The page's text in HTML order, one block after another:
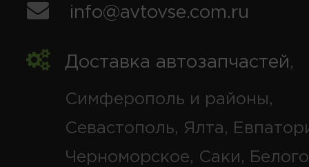
info@avtovse.com.ru
Доставка автозапчастей,
Симферополь и районы,
Севастополь, Ялта,
Черноморское, Саки,